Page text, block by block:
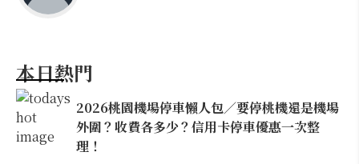
本日熱門
2026桃園機場停車懶人包／要停桃機還是機場
外圍？收費各多少？信用卡停車優惠一次整
理！